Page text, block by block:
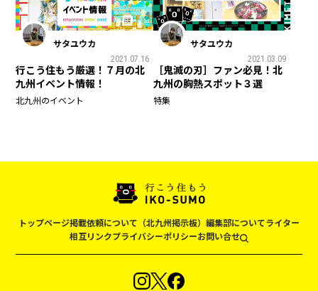
サタユウカ
2021.07.16
行こう住もう厳選！７月の北
九州イベント情報！
北九州のイベント
サタユウカ
2021.03.09
［鬼滅の刃］ファン必見！北
九州の胸熱スポット３選
特集
トップページ掲載依頼について（北九州掲示板） 編集部についてライター
相互リンクプライバシーポリシーお問い合せ